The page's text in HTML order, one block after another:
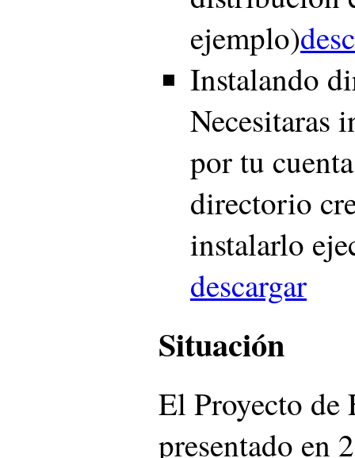
ejemplo)
Instalando
Necesitaras
por tu
directorio
instalarlo
descargar
Situación
El Proyecto de
presentado en